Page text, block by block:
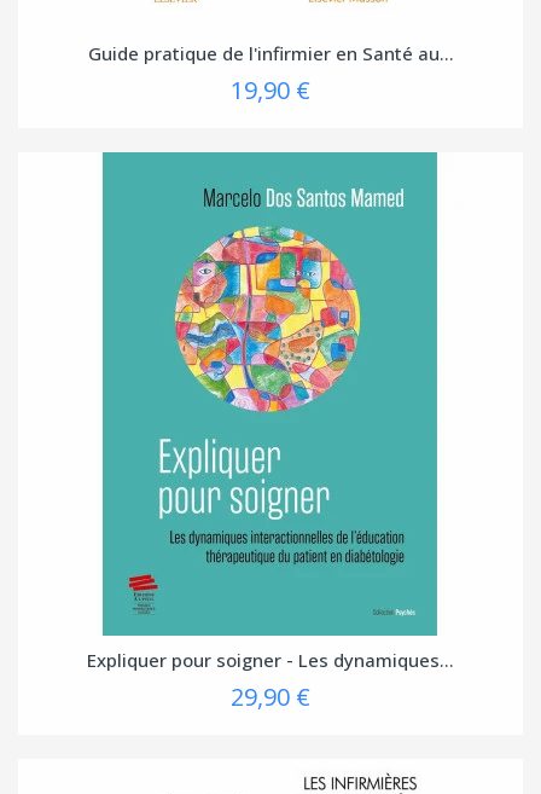
Guide pratique de l'infirmier en Santé au...
19,90 €
Expliquer pour soigner - Les dynamiques...
29,90 €